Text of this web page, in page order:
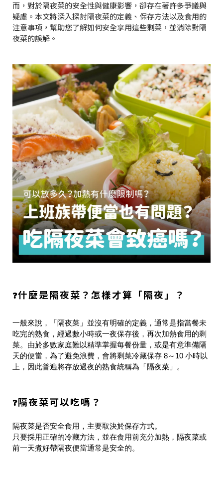
而，對於隔夜菜的安全性與健康影響，卻存在著許多爭議與
疑慮。本文將深入探討隔夜菜的定義、保存方法以及食用的
注意事項，幫助您了解如何安全享用這些剩菜，並消除對隔
夜菜的誤解。
❓什麼是隔夜菜？怎樣才算「隔夜」？
一般來說，「隔夜菜」並沒有明確的定義，通常是指當餐未
吃完的熟食，經過數小時或一夜保存後，再次加熱食用的剩
菜。由於多數家庭難以精準掌握每餐份量，或是有意準備隔
天的便當，為了避免浪費，會將剩菜冷藏保存 8～10 小時以
上，因此普遍將存放過夜的熟食統稱為「隔夜菜」。
❓隔夜菜可以吃嗎？
隔夜菜是否安全食用，主要取決於保存方式。
只要採用正確的冷藏方法，並在食用前充分加熱，隔夜菜或
前一天煮好帶隔夜便當通常是安全的。